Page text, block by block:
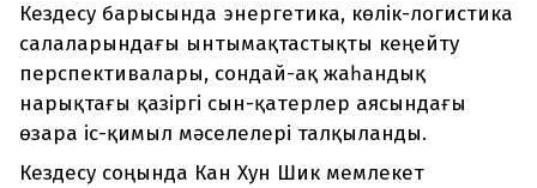
Кездесу барысында энергетика, көлік-логистика
салаларындағы ынтымақтастықты кеңейту
перспективалары, сондай-ақ жаһандық
нарықтағы қазіргі сын-қатерлер аясындағы
өзара іс-қимыл мәселелері талқыланды.
Кездесу соңында Кан Хун Шик мемлекет